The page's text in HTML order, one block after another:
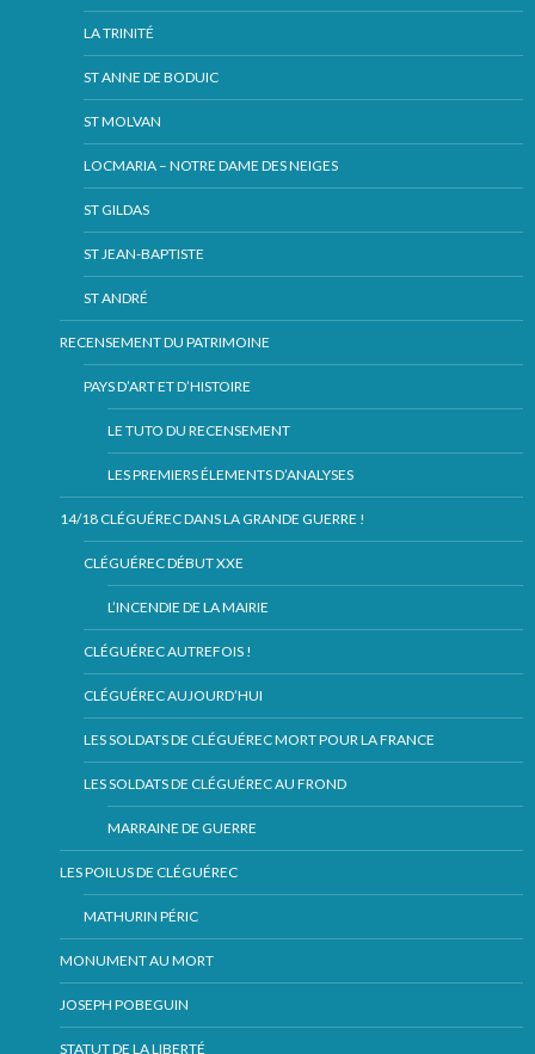
LA TRINITÉ
ST ANNE DE BODUIC
ST MOLVAN
LOCMARIA – NOTRE DAME DES NEIGES
ST GILDAS
ST JEAN-BAPTISTE
ST ANDRÉ
RECENSEMENT DU PATRIMOINE
PAYS D’ART ET D’HISTOIRE
LE TUTO DU RECENSEMENT
LES PREMIERS ÉLEMENTS D’ANALYSES
14/18 CLÉGUÉREC DANS LA GRANDE GUERRE !
CLÉGUÉREC DÉBUT XXE
L’INCENDIE DE LA MAIRIE
CLÉGUÉREC AUTREFOIS !
CLÉGUÉREC AUJOURD’HUI
LES SOLDATS DE CLÉGUÉREC MORT POUR LA FRANCE
LES SOLDATS DE CLÉGUÉREC AU FROND
MARRAINE DE GUERRE
LES POILUS DE CLÉGUÉREC
MATHURIN PÉRIC
MONUMENT AU MORT
JOSEPH POBEGUIN
STATUT DE LA LIBERTÉ